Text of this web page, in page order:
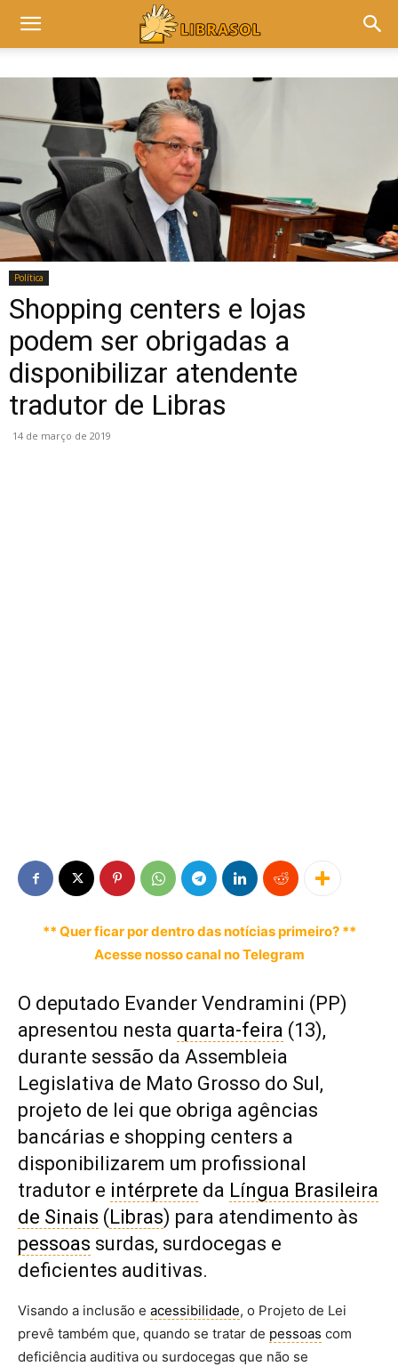
Política
Shopping centers e lojas
podem ser obrigadas a
disponibilizar atendente
tradutor de Libras
14 de março de 2019
** Quer ficar por dentro das notícias primeiro? **
Acesse nosso canal no Telegram
O deputado Evander Vendramini (PP)
apresentou nesta quarta-feira (13),
durante sessão da Assembleia
Legislativa de Mato Grosso do Sul,
projeto de lei que obriga agências
bancárias e shopping centers a
disponibilizarem um profissional
tradutor e intérprete da Língua Brasileira
de Sinais (Libras) para atendimento às
pessoas surdas, surdocegas e
deficientes auditivas.
Visando a inclusão e acessibilidade, o Projeto de Lei
prevê também que, quando se tratar de pessoas com
deficiência auditiva ou surdocegas que não se